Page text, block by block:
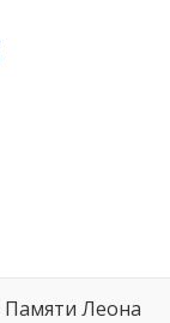
Памяти Леона